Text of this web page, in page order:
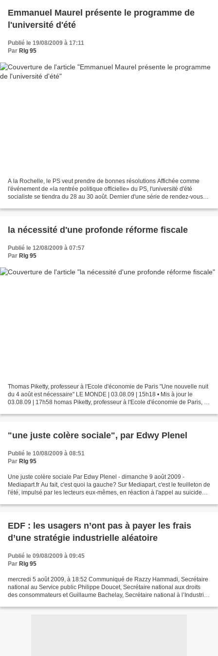
Emmanuel Maurel présente le programme de
l'université d'été
Publié le 19/08/2009 à 17:11
Par Rlg 95
A la Rochelle, le PS veut prendre de bonnes résolutions Affichée comme
l'événement de «la rentrée politique officielle» du PS, l'université d'été
socialiste se tiendra du 28 au 30 août. Dernier d'une série de rendez-vous
la nécessité d'une profonde réforme fiscale
Publié le 12/08/2009 à 07:57
Par Rlg 95
Thomas Piketty, professeur à l'Ecole d'économie de Paris "Une nouvelle nuit
du 4 août est nécessaire" LE MONDE | 03.08.09 | 15h18 • Mis à jour le
03.08.09 | 17h58 homas Piketty, professeur à l'Ecole d'économie de Paris, a
"une juste colère sociale", par Edwy Plenel
Publié le 10/08/2009 à 08:51
Par Rlg 95
Une juste colère sociale Par Edwy Plenel - dimanche 9 août 2009 -
Mediapart.fr Au fait, c'est quoi la gauche? Sur Mediapart, c'est le feuilleton de
l'été, impulsé par les lecteurs eux-mêmes, en réaction à l'appel au suicide
EDF : les usagers n’ont pas à payer les frais
d’une stratégie industrielle aléatoire
Publié le 09/08/2009 à 09:45
Par Rlg 95
mercredi 5 août 2009, à 18:52 Communiqué de Razzy Hammadi, Secrétaire
national au Service public Philippe Doucet, Secrétaire national aux droits
des consommateurs et Guillaume Bachelay, Secrétaire national à l’Industrie